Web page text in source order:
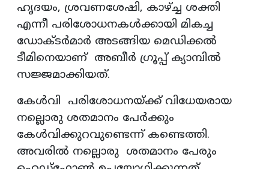
ഹൃദയം, ശ്രവണശേഷി, കാഴ്ച്ച ശക്തി
എന്നീ പരിശോധനകള്‍ക്കായി മികച്ച
ഡോക്ടര്‍മാര്‍ അടങ്ങിയ മെഡിക്കല്‍
ടീമിനെയാണ് അബീര്‍ ഗ്രൂപ്പ് ക്യാമ്പില്‍
സജ്ജമാക്കിയത്.
കേള്‍വി പരിശോധനയ്ക്ക് വിധേയരായ
നല്ലൊരു ശതമാനം പേര്‍ക്കും
കേള്‍വിക്കുറവുണ്ടെന്ന് കണ്ടെത്തി.
അവരില്‍ നല്ലൊരു ശതമാനം പേരും